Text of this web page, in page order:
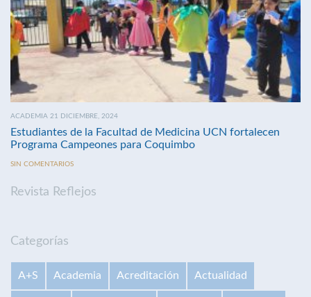
ACADEMIA 21 DICIEMBRE, 2024
Estudiantes de la Facultad de Medicina UCN fortalecen
Programa Campeones para Coquimbo
SIN COMENTARIOS
Revista Reflejos
Categorías
A+S Academia Acreditación Actualidad